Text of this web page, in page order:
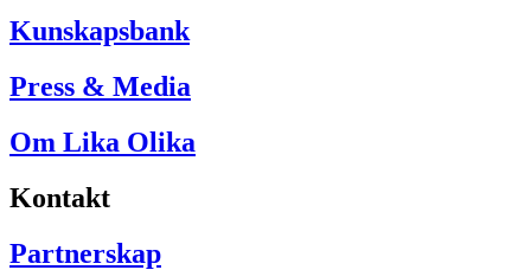
Kunskapsbank
Press & Media
Om Lika Olika
Kontakt
Partnerskap